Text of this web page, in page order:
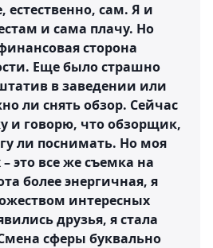
сам. Я и
и сама плачу. Но
сторона
Еще было страшно
в заведении или
ли снять обзор. Сейчас
и говорю, что обзорщик,
ли поснимать. Но моя
это все же съемка на
более энергичная, я
интересных
друзья, я стала
сферы буквально